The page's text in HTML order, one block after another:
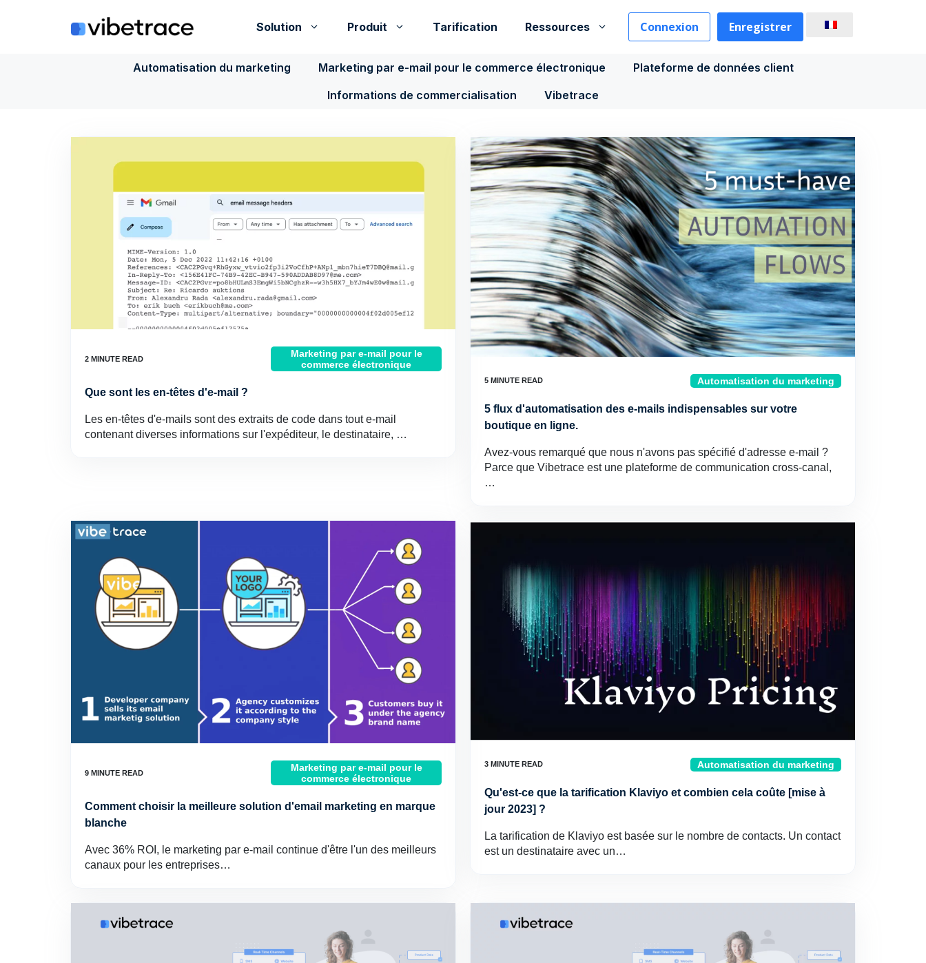
Solution Produit Tarification Ressources Connexion Enregistrer
Automatisation du marketing Marketing par e-mail pour le commerce électronique
Plateforme de données client
Informations de commercialisation
Vibetrace
Marketing par e-mail pour le
commerce électronique
Que sont les en-têtes d'e-mail ?
Les en-têtes d'e-mails sont des extraits de code dans tout e-mail
contenant diverses informations sur l'expéditeur, le destinataire, …
Automatisation du marketing
5 flux d'automatisation des e-mails indispensables sur votre
boutique en ligne.
Avez-vous remarqué que nous n'avons pas spécifié d'adresse e-mail ?
Parce que Vibetrace est une plateforme de communication cross-canal,
…
Marketing par e-mail pour le
commerce électronique
Comment choisir la meilleure solution d'email marketing en marque
blanche
Avec 36% ROI, le marketing par e-mail continue d'être l'un des meilleurs
canaux pour les entreprises…
Automatisation du marketing
Qu'est-ce que la tarification Klaviyo et combien cela coûte [mise à
jour 2023] ?
La tarification de Klaviyo est basée sur le nombre de contacts. Un contact
est un destinataire avec un…